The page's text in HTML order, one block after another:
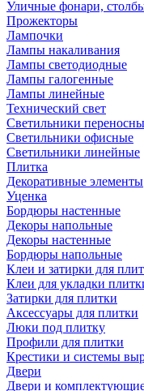
Уличные фонари,
Прожекторы
Лампочки
Лампы накаливания
Лампы светодиодные
Лампы галогенные
Лампы линейные
Технический свет
Светильники
Светильники офисные
Светильники линейные
Плитка
Декоративные элементы
Уценка
Бордюры настенные
Декоры напольные
Декоры настенные
Бордюры напольные
Клеи и затирки для
Клеи для укладки
Затирки для плитки
Аксессуары для плитки
Люки под плитку
Профили для плитки
Крестики и системы
Двери
Двери и